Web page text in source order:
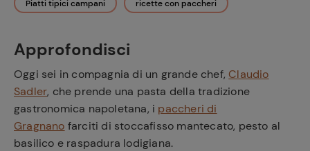
Piatti tipici campani ricette con paccheri
Approfondisci
Oggi sei in compagnia di un grande chef,Claudio
Sadler, che prende una pasta della tradizione
gastronomica napoletana, i paccheri di
Gragnano farciti di stoccafisso mantecato, pesto al
basilico e raspadura lodigiana.